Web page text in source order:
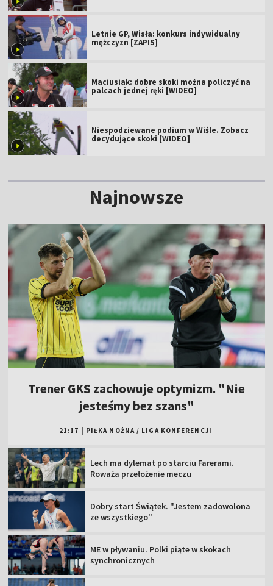
Letnie GP, Wisła: konkurs indywidualny
mężczyzn [ZAPIS]
Maciusiak: dobre skoki można policzyć na
palcach jednej ręki [WIDEO]
Niespodziewane podium w Wiśle. Zobacz
decydujące skoki [WIDEO]
Najnowsze
Trener GKS zachowuje optymizm. "Nie
jesteśmy bez szans"
21:17 PIŁKA NOŻNA / LIGA KONFERENCJI
Lech ma dylemat po starciu Farerami.
Roważa przełożenie meczu
Dobry start Świątek. "Jestem zadowolona
ze wszystkiego"
ME w pływaniu. Polki piąte w skokach
synchronicznych